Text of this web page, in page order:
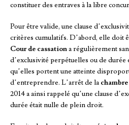
constituer des entraves à la libre
Pour être valide, une clause
critères cumulatifs. D’abord, elle doit
Cour de cassationa régulièrement
d’exclusivité perpétuelles ou de durée
qu’elles portent une atteinte
d’entreprendre. L’arrêt de la
2014 a ainsi rappelé qu’une clause
durée était nulle de plein droit.